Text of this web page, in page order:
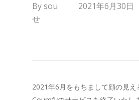
Bysou 2021年6月30日
せ
2021年6月をもちまして顔の見え